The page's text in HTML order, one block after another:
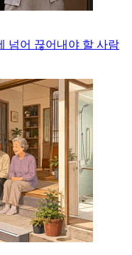
넘어 끊어내야 할 사람